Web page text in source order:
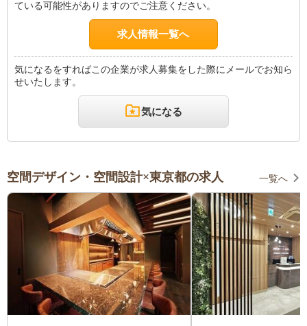
ている可能性がありますのでご注意ください。
求人情報一覧へ
気になるをすればこの企業が求人募集をした際にメールでお知ら
せいたします。
気になる
空間デザイン・空間設計×東京都の求人 一覧へ